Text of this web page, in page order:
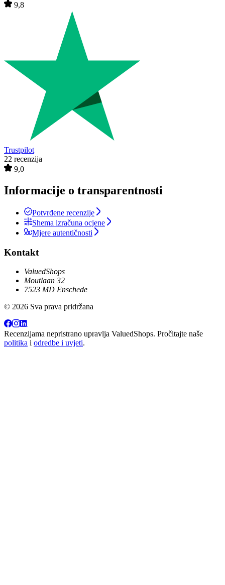
9,8
Trustpilot
22 recenzija
9,0
Informacije o transparentnosti
Potvrđene recenzije
Shema izračuna ocjene
Mjere autentičnosti
Kontakt
ValuedShops
Moutlaan 32
7523 MD Enschede
© 2026 Sva prava pridržana
Recenzijama nepristrano upravlja ValuedShops. Pročitajte naše
politika i odredbe i uvjeti.